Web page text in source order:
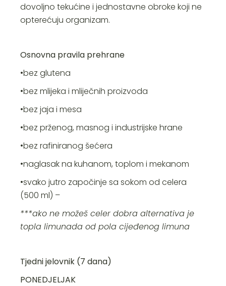
dovoljno tekućine i jednostavne obroke koji ne
opterećuju organizam.
Osnovna pravila prehrane
•bez glutena
•bez mlijeka i mliječnih proizvoda
•bez jaja i mesa
•bez prženog, masnog i industrijske hrane
•bez rafiniranog šećera
•naglasak na kuhanom, toplom i mekanom
•svako jutro započinje sa sokom od celera
(500 ml) –
***ako ne možeš celer dobra alternativa je
topla limunada od pola cijeđenog limuna
Tjedni jelovnik (7 dana)
PONEDJELJAK